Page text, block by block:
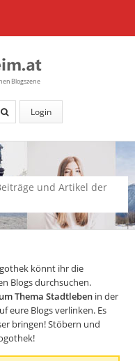
Blogszene
Login
und Artikel der
könnt ihr die
Blogs durchsuchen.
Thema Stadtleben in der
eure Blogs verlinken. Es
bringen! Stöbern und